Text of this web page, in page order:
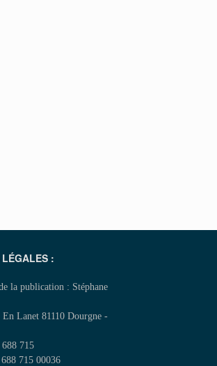
:
la publication : Stéphane
En Lanet 81110 Dourgne -
715
715 00036